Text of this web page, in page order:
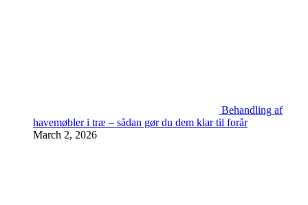
Behandling af
havemøbler i træ – sådan gør du dem klar til forår
March 2, 2026